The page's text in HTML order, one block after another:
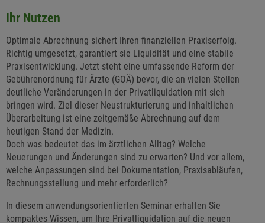
Ihr Nutzen
Optimale Abrechnung sichert Ihren finanziellen Praxiserfolg.
Richtig umgesetzt, garantiert sie Liquidität und eine stabile
Praxisentwicklung. Jetzt steht eine umfassende Reform der
Gebührenordnung für Ärzte (GOÄ) bevor, die an vielen Stellen
deutliche Veränderungen in der Privatliquidation mit sich
bringen wird. Ziel dieser Neustrukturierung und inhaltlichen
Überarbeitung ist eine zeitgemäße Abrechnung auf dem
heutigen Stand der Medizin.
Doch was bedeutet das im ärztlichen Alltag? Welche
Neuerungen und Änderungen sind zu erwarten? Und vor allem,
welche Anpassungen sind bei Dokumentation, Praxisabläufen,
Rechnungsstellung und mehr erforderlich?
In diesem anwendungsorientierten Seminar erhalten Sie
kompaktes Wissen, um Ihre Privatliquidation auf die neuen